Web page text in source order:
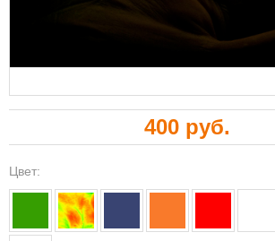
400 руб.
Цвет: